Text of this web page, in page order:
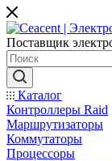
Поставщик
Каталог
Контроллеры Raid
Маршрутизаторы
Коммутаторы
Процессоры